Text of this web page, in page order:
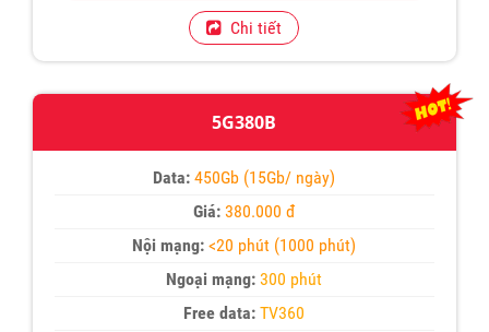
Chi tiết
5G380B
Data: 450Gb (15Gb/ ngày)
Giá:380.000 đ
Nội mạng: <20 phút (1000 phút)
Ngoại mạng: 300 phút
Free data: TV360